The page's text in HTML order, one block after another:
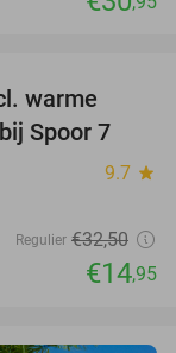
warme
Spoor 7
9.7 star
Regulier €32,50
€14,95